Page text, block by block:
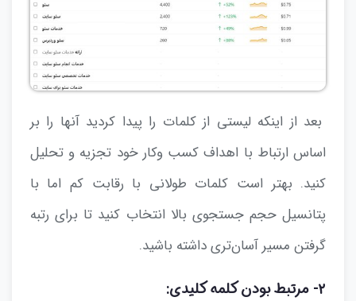
بعد از اینکه لیستی از کلمات را پیدا کردید آنها را بر
اساس ارتباط با اهداف کسب وکار خود تجزیه و تحلیل
کنید. بهتر است کلمات طولانی با رقابت کم اما با
پتانسیل حجم جستجوی بالا انتخاب کنید تا برای رتبه
گرفتن مسیر آسان‌تری داشته باشید.
۲- مرتبط بودن کلمه کلیدی: